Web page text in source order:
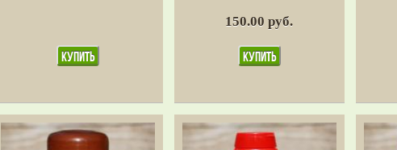
150.00 руб.